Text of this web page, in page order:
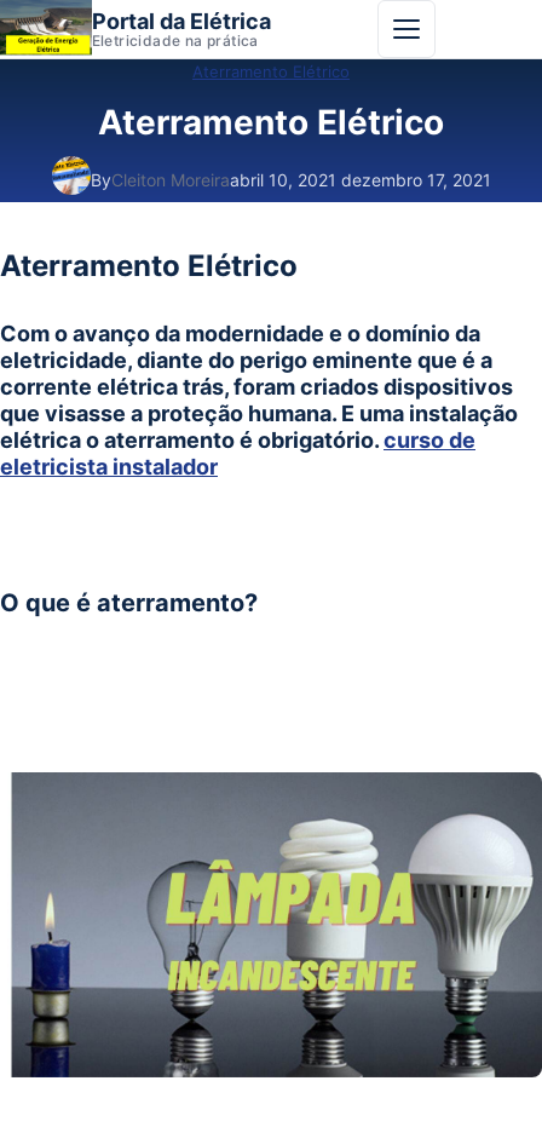
Portal da Elétrica
Eletricidade na prática Abrir menu
Aterramento Elétrico
Aterramento Elétrico
ByCleiton Moreiraabril 10, 2021 dezembro 17, 2021
Aterramento Elétrico
Com o avanço da modernidade e o domínio da
eletricidade, diante do perigo eminente que é a
corrente elétrica trás, foram criados dispositivos
que visasse a proteção humana. E uma instalação
elétrica o aterramento é obrigatório.curso de
eletricista instalador
O que é aterramento?